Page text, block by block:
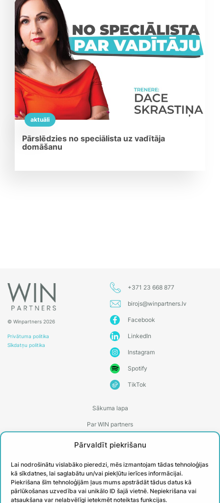
Pārvaldīt piekrišanu
Lai nodrošinātu vislabāko pieredzi, mēs izmantojam tādas tehnoloģijas
kā sīkdatnes, lai saglabātu un/vai piekļūtu ierīces informācijai.
Piekrišana šīm tehnoloģijām ļaus mums apstrādāt tādus datus kā
pārlūkošanas uzvedība vai unikālo ID šajā vietnē. Nepiekrišana vai
atsaukšana var nelabvēlīgi ietekmēt noteiktas funkcijas.
aktuāli
Pārslēdzies no speciālista uz vadītāja
domāšanu
© Winpartners 2026
Privātuma politika
Sīkdatņu politika
+371 23 668 877
birojs@winpartners.lv
Facebook
LinkedIn
Instagram
Spotify
TikTok
Sākuma lapa
Par WIN partners
Treneri
Biežāk uzdotie jautājumi
Īstenotie projekti